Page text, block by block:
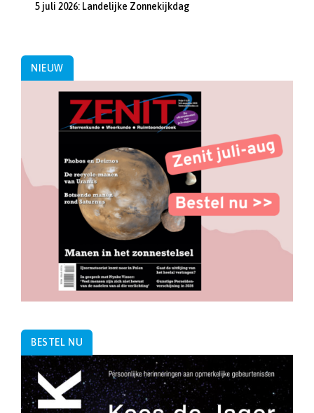
5 juli 2026: Landelijke Zonnekijkdag
NIEUW
BESTEL NU